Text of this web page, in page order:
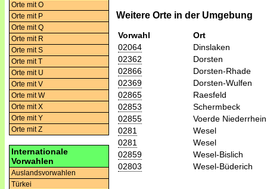
Orte mit O
Orte mit P
Orte mit Q
Orte mit R
Orte mit S
Orte mit T
Orte mit U
Orte mit V
Orte mit W
Orte mit X
Orte mit Y
Orte mit Z
Internationale
Vorwahlen
Auslandsvorwahlen
Türkei
Weitere Orte in der Umgebung
Vorwahl
Ort
02064
Dinslaken
02362
Dorsten
02866
Dorsten-Rhade
02369
Dorsten-Wulfen
02865
Raesfeld
02853
Schermbeck
02855
Voerde Niederrhein
0281
Wesel
0281
Wesel
02859
Wesel-Bislich
02803
Wesel-Büderich